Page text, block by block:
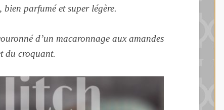
parfumé et super légère.
d’un macaronnage aux amandes
du croquant.